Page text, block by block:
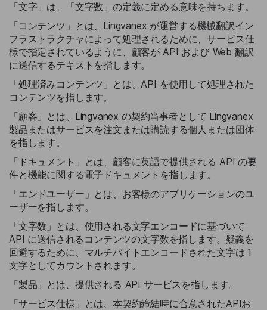
「文字」は、「文字数」の定義に定める意味を持ちます。
「コンテンツ」とは、Lingvanex が運営する機械翻訳イン
フラストラクチャによって処理されるために、サービス仕
様で指定されているように、顧客が API および Web 翻訳
に送信するテキストを指します。
「処理済みコンテンツ」とは、API を使用して処理された
コンテンツを指します。
「顧客」とは、Lingvanex の契約当事者として Lingvanex
製品またはサービスを注文または購読する個人または団体
を指します。
「ドキュメント」とは、顧客に英語で提供される API の要
件と機能に関する電子ドキュメントを指します。
「エンドユーザー」とは、お客様のアプリケーションのユ
ーザーを指します。
「文字数」とは、使用される文字エンコードに基づいて
API に送信されるコンテンツの文字数を指します。疑義を
回避するために、マルチバイトエンコードされた文字は 1
文字としてカウントされます。
「製品」とは、提供される API サービスを指します。
「サービス仕様」とは、本契約締結時に合意されたAPIお